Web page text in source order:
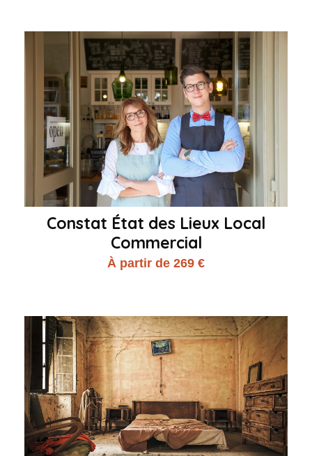
Constat État des Lieux Local
Commercial
À partir de 269 €